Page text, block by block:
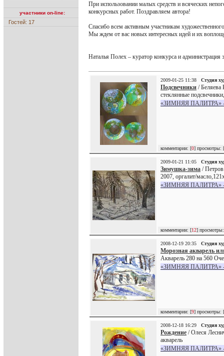
участники on-line:
Гостей: 17
При использовании малых средств и всяческих
конкурсных работ. Поздравляем автора!
Спасибо всем активным участникам
Мы ждем от вас новых интересных идей и их
Наталья Полех – куратор конкурса и
2009-01-25 11:38 Студия
Подсвечники / Беляева
стеклянные
«ЗИМНЯЯ ПАЛИТРА» -
комментарии: [0] просмотры: [
2009-01-21 11:05 Студия
Зимушка-зима /
2007, оргалит/
«ЗИМНЯЯ ПАЛИТРА» -
комментарии: [12]
2008-12-19 20:35 Студия
Морозная акварель
Акварель 280 на 560
«ЗИМНЯЯ ПАЛИТРА» -
комментарии: [9] просмотры: [
2008-12-18 16:29 Студия
Рождение / Олеся
акварель
«ЗИМНЯЯ ПАЛИТРА» -